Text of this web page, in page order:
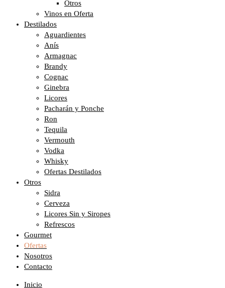
Otros
Vinos en Oferta
Destilados
Aguardientes
Anís
Armagnac
Brandy
Cognac
Ginebra
Licores
Pacharán y Ponche
Ron
Tequila
Vermouth
Vodka
Whisky
Ofertas Destilados
Otros
Sidra
Cerveza
Licores Sin y Siropes
Refrescos
Gourmet
Ofertas
Nosotros
Contacto
Inicio